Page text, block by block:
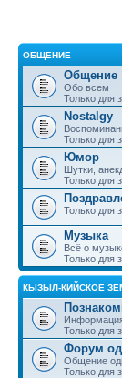
ОБЩЕНИЕ
Общение
Обо всем
Только для
Nostalgy
Только для
Юмор
Шутки,
Только для
Только для
Музыка
Всё о
Только для
КЫЗЫЛ-КИЙСКОЕ
Только для
Форум
Общение
Только для